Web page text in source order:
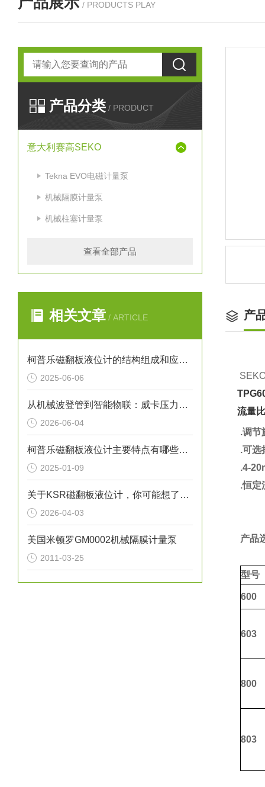
/ PRODUCTS PLAY
产品分类 / PRODUCT
意大利赛高SEKO
Tekna EVO电磁计量泵
机械隔膜计量泵
机械柱塞计量泵
查看全部产品
相关文章 / ARTICLE
柯普乐磁翻板液位计的结构组成和应用领域
2025-06-06
从机械波登管到智能物联：威卡压力表如何赋能工业？
2026-06-04
柯普乐磁翻板液位计主要特点有哪些呢？
2025-01-09
关于KSR磁翻板液位计，你可能想了解的几个方面
2026-04-03
美国米顿罗GM0002机械隔膜计量泵
2011-03-25
产
流量
.调节
.可选
.4-
.恒定
产品
型号
600
603
800
803